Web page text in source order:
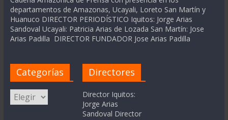
departamentos de Amazonas, Ucayali, Loreto San Martín y
Huanuco DIRECTOR PERIODÍSTICO Iquitos: Jorge Arias
Sandoval Ucayali: Patricia Arias de Lozada San Martín: Jose
Arias Padilla DIRECTOR FUNDADOR Jose Arias Padilla
Categorías
Categorías
Directores
Director Iquitos:
Jorge Arias
Sandoval Director